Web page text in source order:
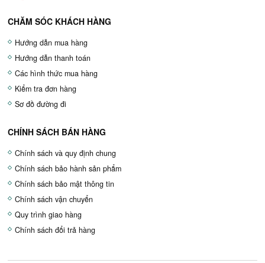
CHĂM SÓC KHÁCH HÀNG
Hướng dẫn mua hàng
Hướng dẫn thanh toán
Các hình thức mua hàng
Kiểm tra đơn hàng
Sơ đồ đường đi
CHÍNH SÁCH BÁN HÀNG
Chính sách và quy định chung
Chính sách bảo hành sản phẩm
Chính sách bảo mật thông tin
Chính sách vận chuyển
Quy trình giao hàng
Chính sách đổi trả hàng